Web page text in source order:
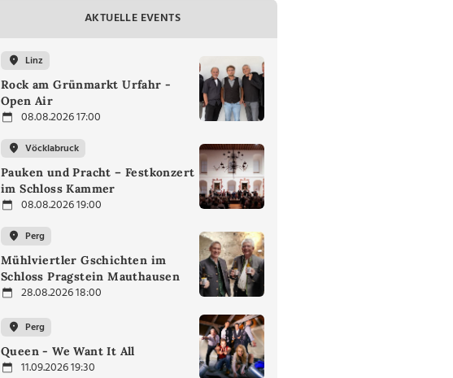
AKTUELLE EVENTS
Linz
Rock am Grünmarkt Urfahr -
Open Air
08.08.2026 17:00
Vöcklabruck
Pauken und Pracht – Festkonzert
im Schloss Kammer
08.08.2026 19:00
Perg
Mühlviertler Gschichten im
Schloss Pragstein Mauthausen
28.08.2026 18:00
Perg
Queen - We Want It All
11.09.2026 19:30